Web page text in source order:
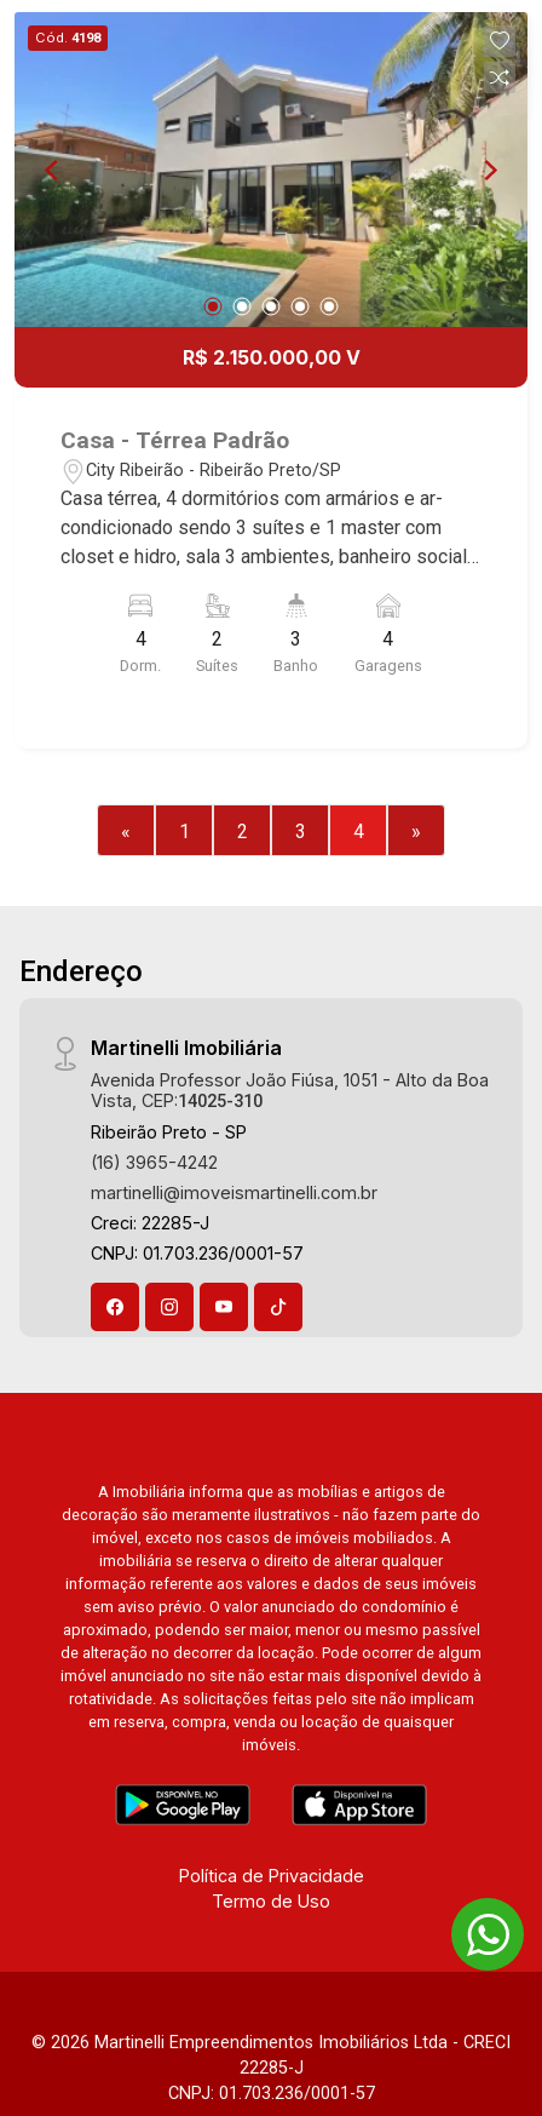
Cód. 4198
R$ 2.150.000,00 V
Casa - Térrea Padrão
City Ribeirão - Ribeirão Preto/SP
Casa térrea, 4 dormitórios com armários e ar-
condicionado sendo 3 suítes e 1 master com
closet e hidro, sala 3 ambientes, banheiro social,
planejadas, dependência de empregada, lavabo,
dependência de empregada, varanda gourmet
com churrasqueira e piscina, sauna, quintal,
4
Dorm.
2
Suítes
3
Banho
4
Garagens
« 1 2 3 4 »
Endereço
Martinelli Imobiliária
Avenida Professor João Fiúsa, 1051 - Alto da Boa
Vista, CEP:14025-310
Ribeirão Preto - SP
(16) 3965-4242
martinelli@imoveismartinelli.com.br
Creci: 22285-J
CNPJ: 01.703.236/0001-57
A Imobiliária informa que as mobílias e artigos de
decoração são meramente ilustrativos - não fazem parte do
imóvel, exceto nos casos de imóveis mobiliados. A
imobiliária se reserva o direito de alterar qualquer
informação referente aos valores e dados de seus imóveis
sem aviso prévio. O valor anunciado do condomínio é
aproximado, podendo ser maior, menor ou mesmo passível
de alteração no decorrer da locação. Pode ocorrer de algum
imóvel anunciado no site não estar mais disponível devido à
rotatividade. As solicitações feitas pelo site não implicam
em reserva, compra, venda ou locação de quaisquer
imóveis.
Política de Privacidade
Termo de Uso
© 2026 Martinelli Empreendimentos Imobiliários Ltda - CRECI
22285-J
CNPJ: 01.703.236/0001-57